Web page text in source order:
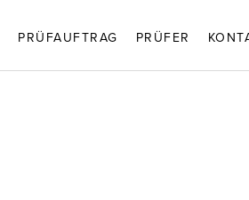
PRÜFAUFTRAG PRÜFER